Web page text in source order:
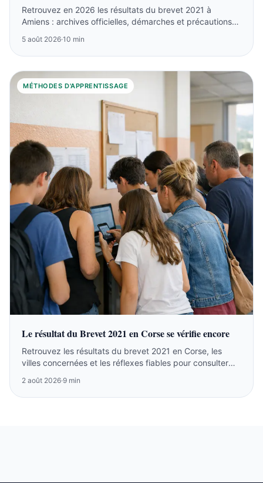
Retrouvez en 2026 les résultats du brevet 2021 à
Amiens : archives officielles, démarches et précautions
5 août 2026·10 min
MÉTHODES D'APPRENTISSAGE
Le résultat du Brevet 2021 en Corse se vérifie encore
Retrouvez les résultats du brevet 2021 en Corse, les
villes concernées et les réflexes fiables pour consulter
2 août 2026·9 min